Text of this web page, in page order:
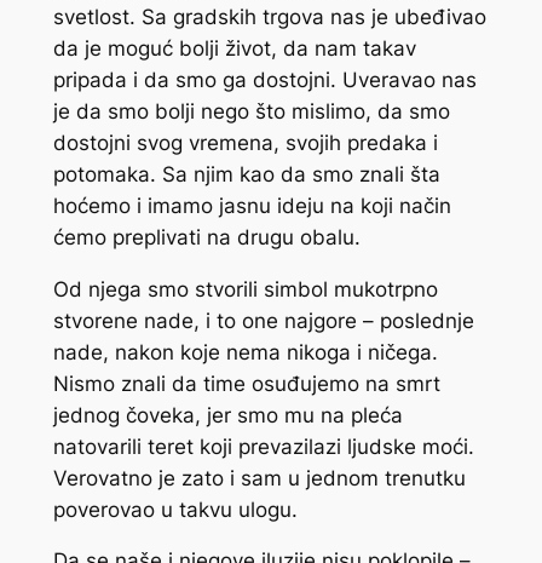
svetlost. Sa gradskih trgova nas je ubeđivao
da je moguć bolji život, da nam takav
pripada i da smo ga dostojni. Uveravao nas
je da smo bolji nego što mislimo, da smo
dostojni svog vremena, svojih predaka i
potomaka. Sa njim kao da smo znali šta
hoćemo i imamo jasnu ideju na koji način
ćemo preplivati na drugu obalu.
Od njega smo stvorili simbol mukotrpno
stvorene nade, i to one najgore – poslednje
nade, nakon koje nema nikoga i ničega.
Nismo znali da time osuđujemo na smrt
jednog čoveka, jer smo mu na pleća
natovarili teret koji prevazilazi ljudske moći.
Verovatno je zato i sam u jednom trenutku
poverovao u takvu ulogu.